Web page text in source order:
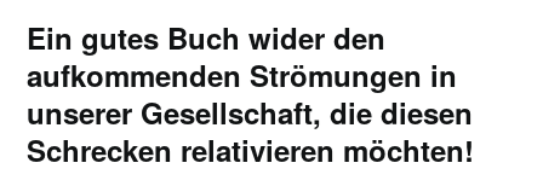
Ein gutes Buch wider den
aufkommenden Strömungen in
unserer Gesellschaft, die diesen
Schrecken relativieren möchten!